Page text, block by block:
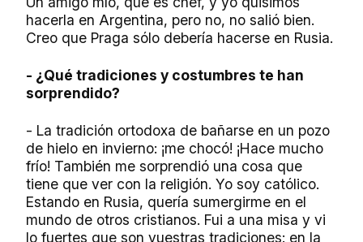
hacerla en Argentina, pero no, no salió bien.
Creo que Praga sólo debería hacerse en Rusia.
- ¿Qué tradiciones y costumbres te han
sorprendido?
- La tradición ortodoxa de bañarse en un pozo
de hielo en invierno: ¡me chocó! ¡Hace mucho
frío! También me sorprendió una cosa que
tiene que ver con la religión. Yo soy católico.
Estando en Rusia, quería sumergirme en el
mundo de otros cristianos. Fui a una misa y vi
lo fuertes que son vuestras tradiciones: en la